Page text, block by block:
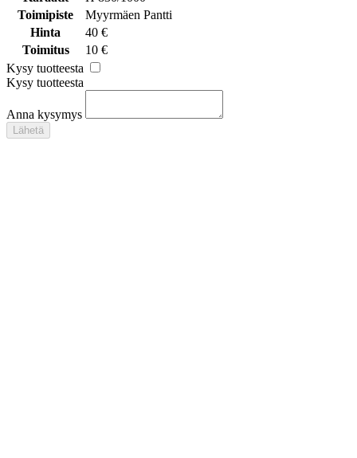
Toimipiste
Myyrmäen Pantti
Hinta
40 €
Toimitus
10 €
Kysy tuotteesta
Kysy tuotteesta
Anna kysymys
Lähetä